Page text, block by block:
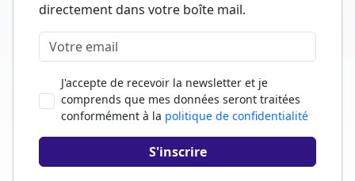
directement dans votre boîte mail.
J'accepte de recevoir la newsletter et je
comprends que mes données seront traitées
conformément à la politique de confidentialité